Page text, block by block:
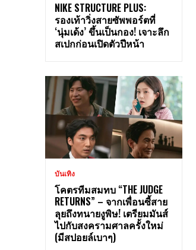
NIKE STRUCTURE PLUS:
รองเท้าวิ่งสายซัพพอร์ตที่
‘นุ่มเด้ง’ ขึ้นเป็นกอง! เจาะลึก
สเปกก่อนเปิดตัวปีหน้า
บันเทิง
โคตรทีมสมทบ “THE JUDGE
RETURNS” – จากเพื่อนซี้สาย
ลุยถึงทนายงูพิษ! เตรียมมันส์
ไปกับสงครามศาลครั้งใหม่
(มีสปอยล์เบาๆ)